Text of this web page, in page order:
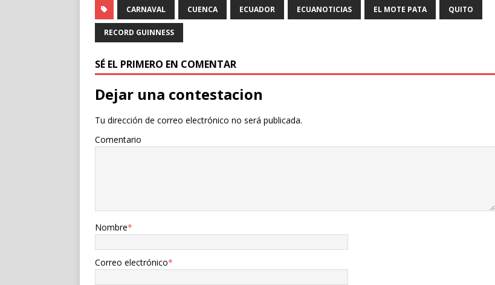
CARNAVAL CUENCA ECUADOR ECUANOTICIAS EL MOTE PATA QUITO
RECORD GUINNESS
SÉ EL PRIMERO EN COMENTAR
Dejar una contestacion
Tu dirección de correo electrónico no será publicada.
Comentario
Nombre*
Correo electrónico*